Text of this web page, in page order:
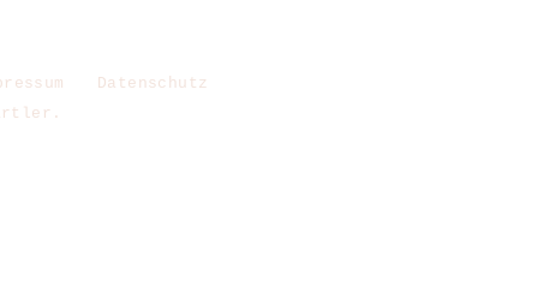
Datenschutz